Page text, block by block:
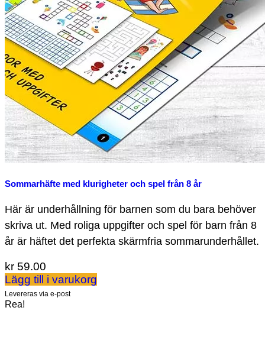
Sommarhäfte med klurigheter och spel från 8 år
Här är underhållning för barnen som du bara behöver
skriva ut. Med roliga uppgifter och spel för barn från 8
år är häftet det perfekta skärmfria sommarunderhållet.
kr 59.00
Lägg till i varukorg
Levereras via e-post
Rea!